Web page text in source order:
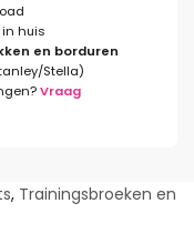
huis
en borduren
Stella)
Vraag
, Trainingsbroeken en